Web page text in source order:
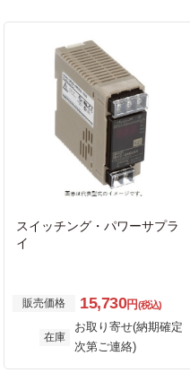
スイッチング・パワーサプラ
イ
販売価格 15,730円(税込)
在庫
お取り寄せ(納期確定
次第ご連絡)